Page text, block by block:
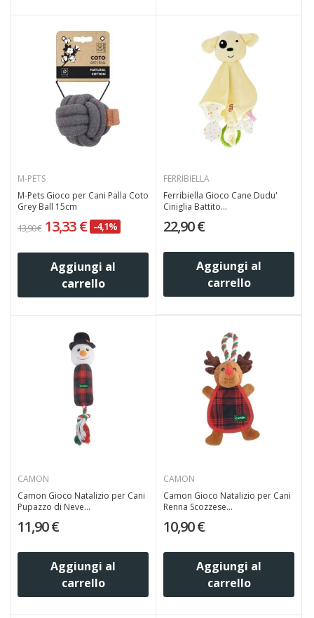
M-PETS
M-Pets Gioco per Cani Palla Coto
Grey Ball 15cm
13,90 € 13,33 € -4,1%
Aggiungi al
carrello
FERRIBIELLA
Ferribiella Gioco Cane Dudu'
Ciniglia Battito...
22,90 €
Aggiungi al
carrello
CAMON
Camon Gioco Natalizio per Cani
Pupazzo di Neve...
11,90 €
Aggiungi al
carrello
CAMON
Camon Gioco Natalizio per Cani
Renna Scozzese...
10,90 €
Aggiungi al
carrello